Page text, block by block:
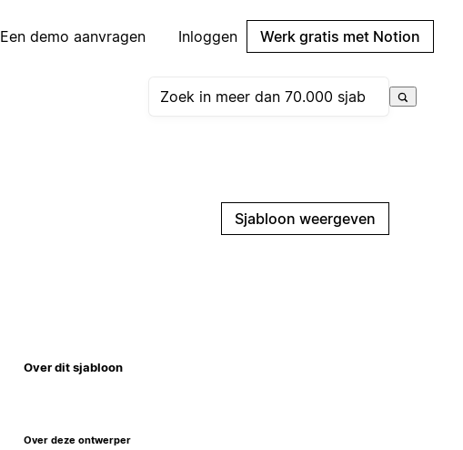
Een demo aanvragen Inloggen Werk gratis met Notion
Sjabloon weergeven
Over dit sjabloon
Over deze ontwerper